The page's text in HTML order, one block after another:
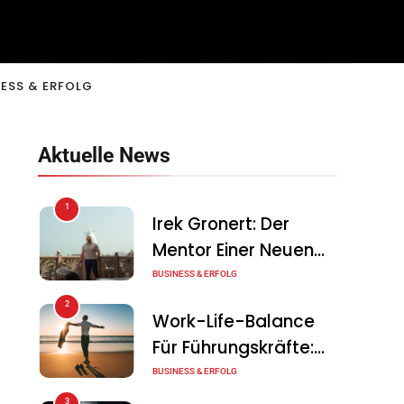
& ERFOLG
Aktuelle News
1
Irek Gronert: Der
Mentor Einer Neuen
Generation Von
BUSINESS & ERFOLG
2
Work-Life-Balance
Für Führungskräfte:
Illusion Oder Echte
BUSINESS & ERFOLG
3